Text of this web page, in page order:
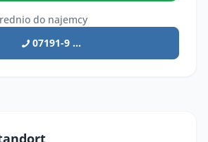
do najemcy
07191-9 ...